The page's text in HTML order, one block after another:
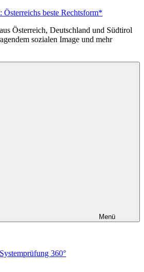
Österreichs beste Rechtsform*
Österreich, Deutschland und Südtirol
sozialen Image und mehr
Menü
360°